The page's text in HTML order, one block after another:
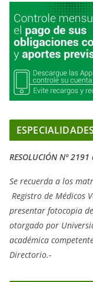
RESOLUCIÓN Nº
Se recuerda a los
Registro de Médicos
presentar fotocopia
otorgado por
académica
Directorio.-